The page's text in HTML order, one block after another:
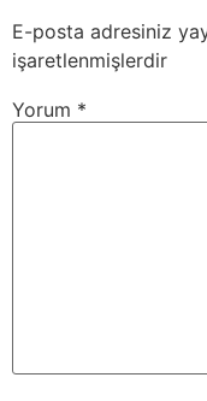
E-posta adresiniz
işaretlenmişlerdir
Yorum *